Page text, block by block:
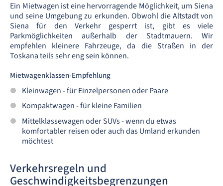
Ein Mietwagen ist eine hervorragende Möglichkeit, um Siena
und seine Umgebung zu erkunden. Obwohl die Altstadt von
Siena für den Verkehr gesperrt ist, gibt es viele
Parkmöglichkeiten außerhalb der Stadtmauern. Wir
empfehlen kleinere Fahrzeuge, da die Straßen in der
Toskana teils sehr eng sein können.
Mietwagenklassen-Empfehlung
Kleinwagen - für Einzelpersonen oder Paare
Kompaktwagen - für kleine Familien
Mittelklassewagen oder SUVs - wenn du etwas
komfortabler reisen oder auch das Umland erkunden
möchtest
Verkehrsregeln und
Geschwindigkeitsbegrenzungen